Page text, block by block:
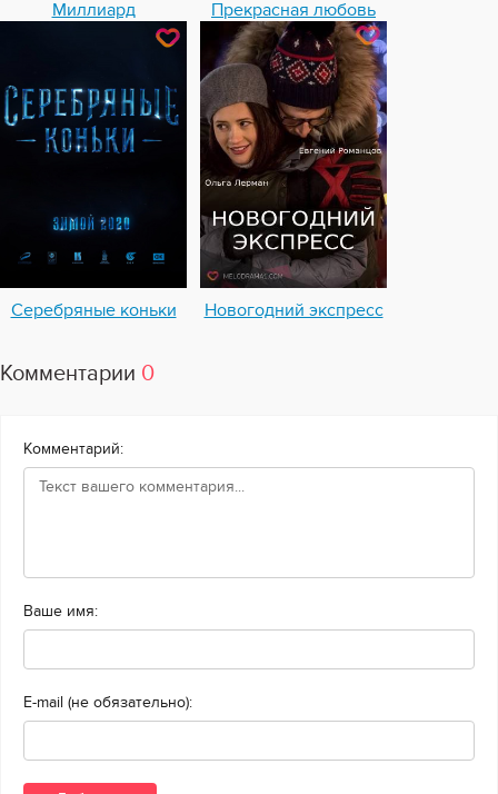
Миллиард Прекрасная любовь
Серебряные коньки Новогодний экспресс
Комментарии 0
Комментарий:
Ваше имя:
E-mail (не обязательно):